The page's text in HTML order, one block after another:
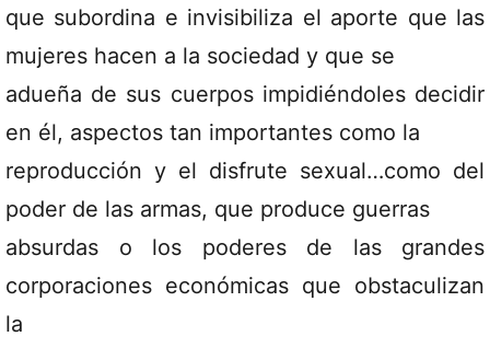
que subordina e invisibiliza el aporte que las
mujeres hacen a la sociedad y que se
adueña de sus cuerpos impidiéndoles decidir
en él, aspectos tan importantes como la
reproducción y el disfrute sexual…como del
poder de las armas, que produce guerras
absurdas o los poderes de las grandes
corporaciones económicas que obstaculizan
la